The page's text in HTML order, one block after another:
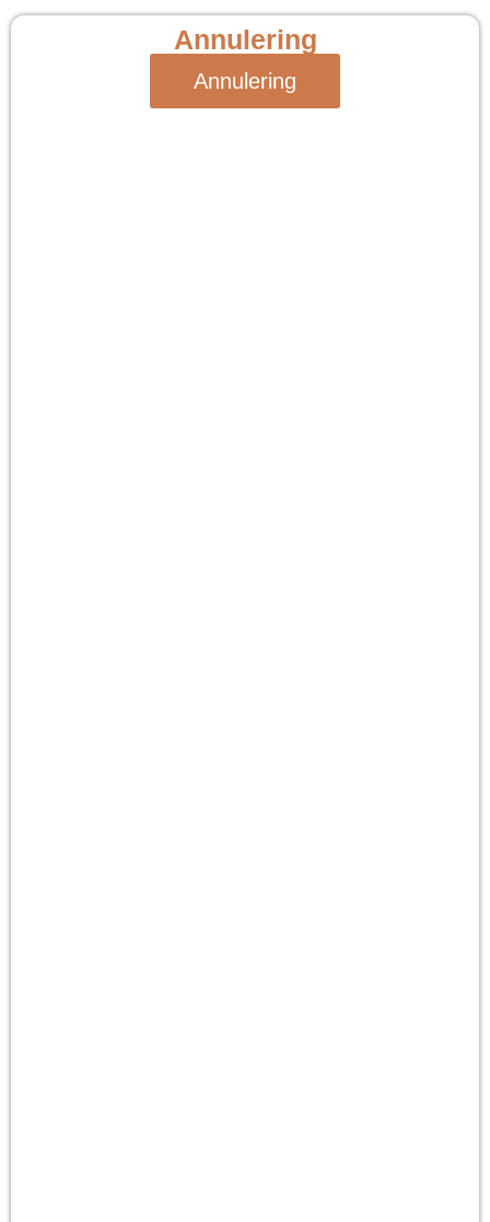
Annulering
Annulering